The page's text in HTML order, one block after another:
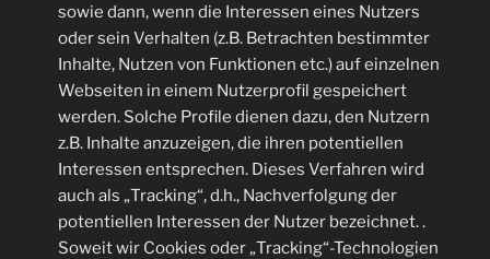
sowie dann, wenn die Interessen eines Nutzers
oder sein Verhalten (z.B. Betrachten bestimmter
Inhalte, Nutzen von Funktionen etc.) auf einzelnen
Webseiten in einem Nutzerprofil gespeichert
werden. Solche Profile dienen dazu, den Nutzern
z.B. Inhalte anzuzeigen, die ihren potentiellen
Interessen entsprechen. Dieses Verfahren wird
auch als „Tracking“, d.h., Nachverfolgung der
potentiellen Interessen der Nutzer bezeichnet. .
Soweit wir Cookies oder „Tracking“-Technologien